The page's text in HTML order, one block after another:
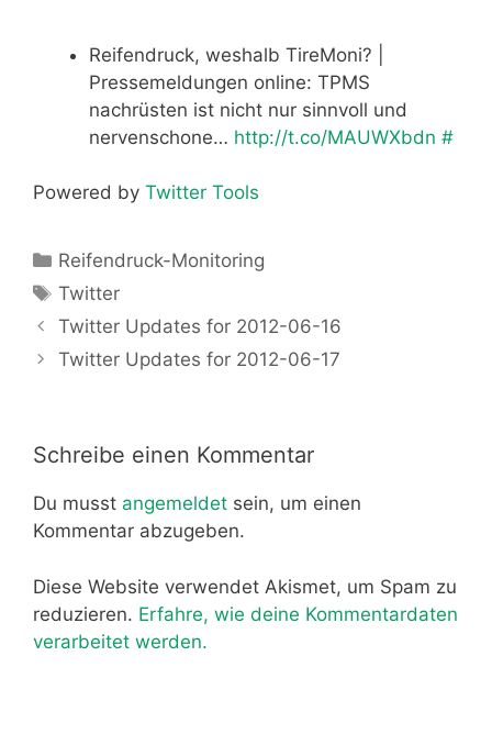
Reifendruck, weshalb TireMoni? |
Pressemeldungen online: TPMS
nachrüsten ist nicht nur sinnvoll und
nervenschone… http://t.co/MAUWXbdn #
Powered by Twitter Tools
Kategorien
Reifendruck-Monitoring
Schlagwörter
Twitter
Twitter Updates for 2012-06-16
Twitter Updates for 2012-06-17
Schreibe einen Kommentar
Du musst angemeldet sein, um einen
Kommentar abzugeben.
Diese Website verwendet Akismet, um Spam zu
reduzieren. Erfahre, wie deine Kommentardaten
verarbeitet werden.